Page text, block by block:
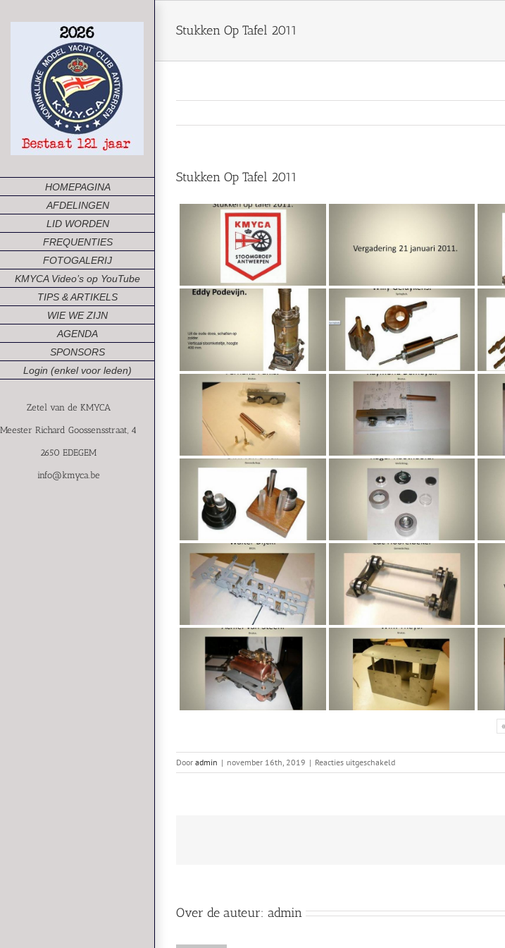
naar
HOMEPAGINA
AFDELINGEN
LID WORDEN
FREQUENTIES
FOTOGALERIJ
KMYCA Video’s op YouTube
TIPS & ARTIKELS
WIE WE ZIJN
AGENDA
SPONSORS
Login (enkel voor leden)
Zetel van de KMYCA
Meester Richard Goossensstraat, 4
2650 EDEGEM
info@kmyca.be
Stukken Op Tafel 2011
Stukken Op Tafel 2011
«
Door admin | november 16th, 2019 | Reacties uitgeschakeldvoor
Stukken
Over de auteur: admin